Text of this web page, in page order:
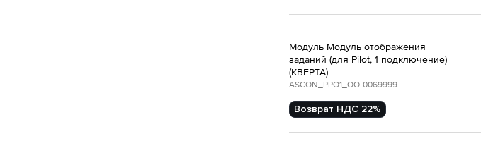
Модуль Модуль отображения
заданий (для Pilot, 1 подключение)
(КВЕРТА)
ASCON_PPO1_ОО-0069999
Возврат НДС 22%